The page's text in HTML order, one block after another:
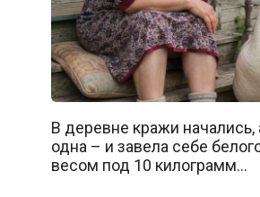
В деревне кражи начались,
одна – и завела себе
весом под 10 килограмм…